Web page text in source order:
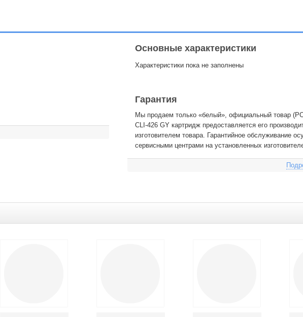
Основные характеристики
Характеристики пока не заполнены
Гарантия
Мы продаем только «белый», официальный товар
CLI-426 GY картридж предоставляется его
изготовителем товара. Гарантийное обслуживание
сервисными центрами на установленных